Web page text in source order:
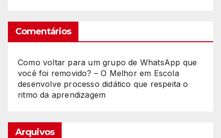
Comentários
Como voltar para um grupo de WhatsApp que
você foi removido? – O Melhorem Escola
desenvolve processo didático que respeita o
ritmo da aprendizagem
Arquivos